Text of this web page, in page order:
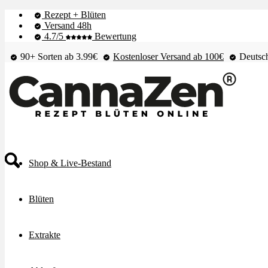
Rezept + Blüten
Versand 48h
4.7/5
Bewertung
90+ Sorten ab 3.99€
Kostenloser Versand ab 100€
Shop & Live-Bestand
Blüten
Extrakte